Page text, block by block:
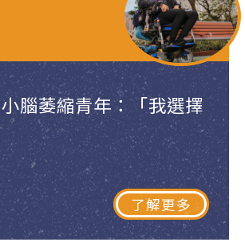
腦萎縮青年：「我選擇
了解更多